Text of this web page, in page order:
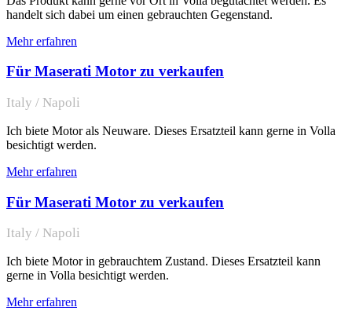
handelt sich dabei um einen gebrauchten Gegenstand.
Mehr erfahren
Für Maserati Motor zu verkaufen
Italy / Napoli
Ich biete Motor als Neuware. Dieses Ersatzteil kann gerne in Volla
besichtigt werden.
Mehr erfahren
Für Maserati Motor zu verkaufen
Italy / Napoli
Ich biete Motor in gebrauchtem Zustand. Dieses Ersatzteil kann
gerne in Volla besichtigt werden.
Mehr erfahren